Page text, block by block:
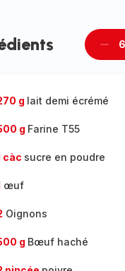
g lait demi écrémé
g Farine T55
càc sucre en poudre
œuf
Oignons
g Bœuf haché